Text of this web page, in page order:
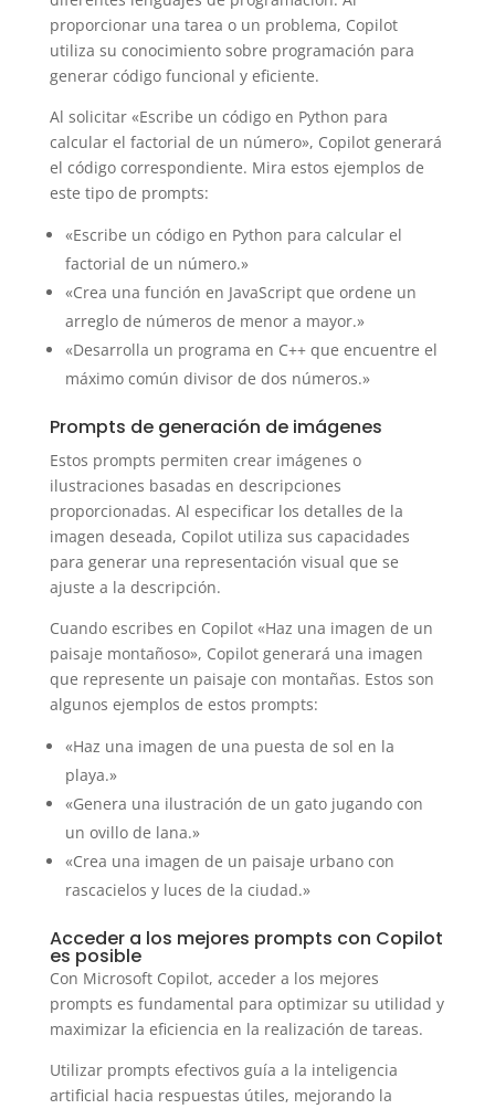
proporcionar una tarea o un problema, Copilot
utiliza su conocimiento sobre programación para
generar código funcional y eficiente.
Al solicitar «Escribe un código en Python para
calcular el factorial de un número», Copilot generará
el código correspondiente. Mira estos ejemplos de
este tipo de prompts:
«Escribe un código en Python para calcular el
factorial de un número.»
«Crea una función en JavaScript que ordene un
arreglo de números de menor a mayor.»
«Desarrolla un programa en C++ que encuentre el
máximo común divisor de dos números.»
Prompts de generación de imágenes
Estos prompts permiten crear imágenes o
ilustraciones basadas en descripciones
proporcionadas. Al especificar los detalles de la
imagen deseada, Copilot utiliza sus capacidades
para generar una representación visual que se
ajuste a la descripción.
Cuando escribes en Copilot «Haz una imagen de un
paisaje montañoso», Copilot generará una imagen
que represente un paisaje con montañas. Estos son
algunos ejemplos de estos prompts:
«Haz una imagen de una puesta de sol en la
playa.»
«Genera una ilustración de un gato jugando con
un ovillo de lana.»
«Crea una imagen de un paisaje urbano con
rascacielos y luces de la ciudad.»
Acceder a los mejores prompts con Copilot
es posible
Con Microsoft Copilot, acceder a los mejores
prompts es fundamental para optimizar su utilidad y
maximizar la eficiencia en la realización de tareas.
Utilizar prompts efectivos guía a la inteligencia
artificial hacia respuestas útiles, mejorando la